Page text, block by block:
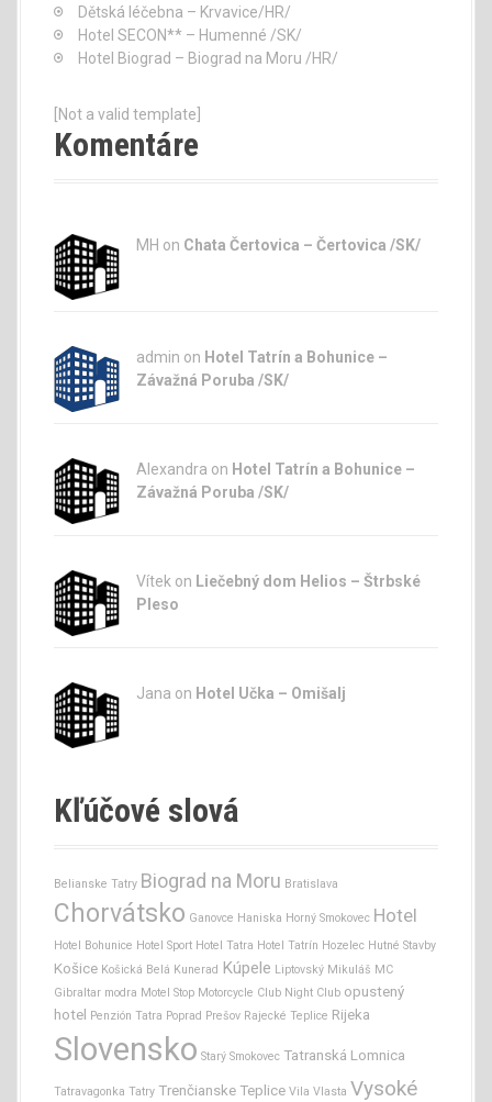
Dětská léčebna – Krvavice/HR/
Hotel SECON** – Humenné /SK/
Hotel Biograd – Biograd na Moru /HR/
[Not a valid template]
Komentáre
MH on Chata Čertovica – Čertovica /SK/
admin on Hotel Tatrín a Bohunice –
Závažná Poruba /SK/
Alexandra on Hotel Tatrín a Bohunice –
Závažná Poruba /SK/
Vítek on Liečebný dom Helios – Štrbské
Pleso
Jana on Hotel Učka – Omišalj
Kľúčové slová
Belianske Tatry Biograd na Moru Bratislava
Chorvátsko Ganovce Haniska Horný Smokovec Hotel
Hotel Bohunice Hotel Sport Hotel Tatra Hotel Tatrín Hozelec Hutné Stavby
Košice Košická Belá Kunerad Kúpele Liptovský Mikuláš MC
Gibraltar modra Motel Stop Motorcycle Club Night Club opustený
hotel
Penzión Tatra Poprad Prešov Rajecké Teplice Rijeka
Slovensko Starý Smokovec Tatranská Lomnica
Tatravagonka Tatry Trenčianske Teplice Vila Vlasta Vysoké